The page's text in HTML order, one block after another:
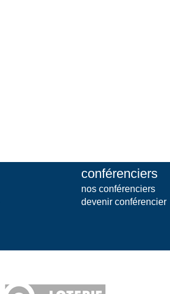
conférenciers
nos conférenciers
devenir conférencier